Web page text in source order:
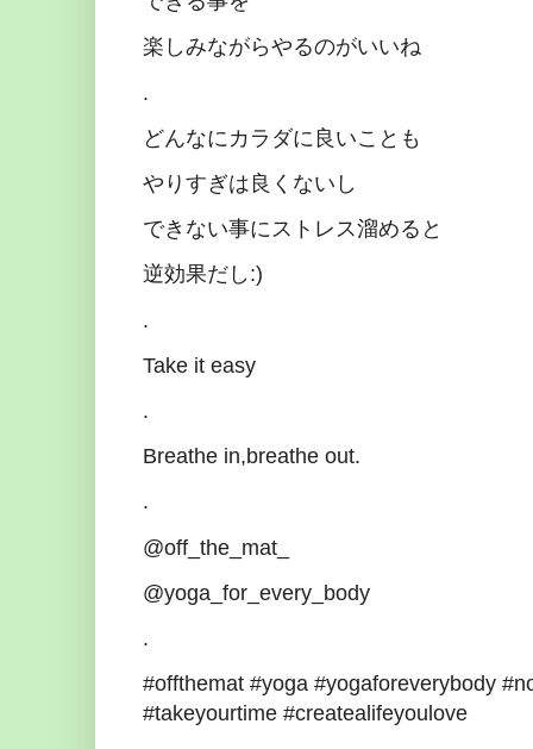
楽しみながらやるのがいいね
.
どんなにカラダに良いことも
やりすぎは良くないし
できない事にストレス溜めると
逆効果だし:)
.
Take it easy
.
Breathe in,breathe out.
.
@off_the_mat_
@yoga_for_every_body
.
#offthemat #yoga #yogaforeverybody
#takeyourtime #createalifeyoulove